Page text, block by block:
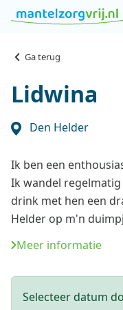
Ga terug
Lidwina
Den Helder
Ik ben een
Ik wandel
drink met hen een
Helder op m'n
Interview met
Meer informatie
Selecteer datum